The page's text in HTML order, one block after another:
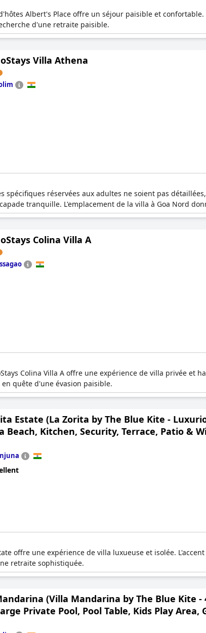
Albert's Place offre un séjour paisible et
d'une retraite paisible.
Villa Athena
spécifiques réservées aux adultes ne soient pas
tranquille. L'emplacement de la villa à Goa Nord
Colina Villa A
Colina Villa A offre une expérience de villa privée et
quête d'une évasion paisible.
Estate (La Zorita by The Blue Kite -
Beach, Kitchen, Security, Terrace, Patio &
offre une expérience de villa luxueuse et isolée.
retraite sophistiquée.
(Villa Mandarina by The Blue Kite
Private Pool, Pool Table, Kids Play